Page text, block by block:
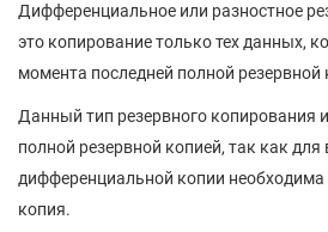
Дифференциальное или разностное
это копирование только тех данных,
момента последней полной резервной
Данный тип резервного копирования
полной резервной копией, так как для
дифференциальной копии необходима
копия.